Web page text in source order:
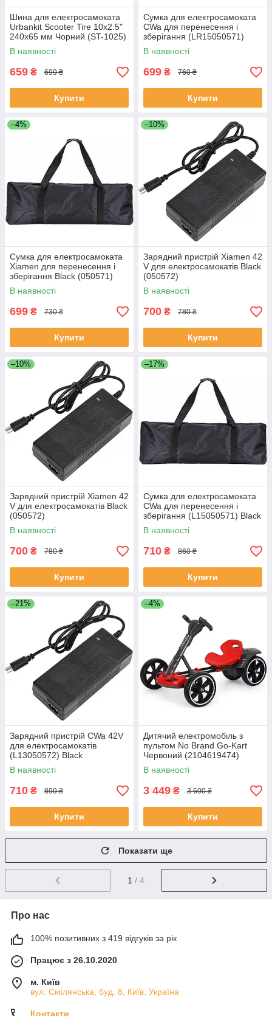
Шина для електросамоката
Urbankit Scooter Tire 10x2.5"
240x65 мм Чорний (ST-1025)
В наявності
659 ₴ 699 ₴
Купити
Сумка для електросамоката
CWa для перенесення і
зберігання (LR15050571)
Black
В наявності
699 ₴ 760 ₴
Купити
–4%
Сумка для електросамоката
Xiamen для перенесення і
зберігання Black (050571)
В наявності
699 ₴ 730 ₴
Купити
–10%
Зарядний пристрій Xiamen 42
V для електросамокатів Black
(050572)
В наявності
700 ₴ 780 ₴
Купити
–10%
Зарядний пристрій Xiamen 42
V для електросамокатів Black
(050572)
В наявності
700 ₴ 780 ₴
Купити
–17%
Сумка для електросамоката
CWa для перенесення і
зберігання (L15050571) Black
В наявності
710 ₴ 860 ₴
Купити
–21%
Зарядний пристрій CWa 42V
для електросамокатів
(L13050572) Black
В наявності
710 ₴ 899 ₴
Купити
–4%
Дитячий електромобіль з
пультом No Brand Go-Kart
Червоний (2104619474)
В наявності
3 449 ₴ 3 600 ₴
Купити
Показати ще
1 / 4
Про нас
100% позитивних з 419 відгуків за рік
Працює з 26.10.2020
м. Київ
вул. Смілянська, буд. 8, Київ, Україна
Контакти